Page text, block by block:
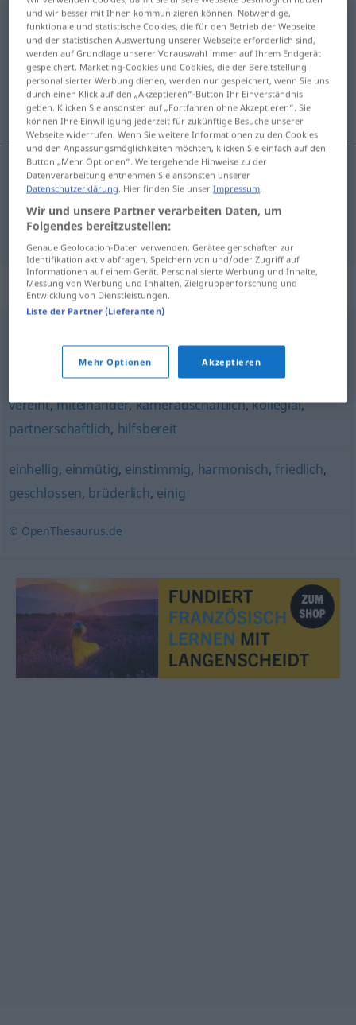
einträchtigadj
Übersicht aller Übersetzungen
(Für mehr Details die Übersetzung anklicken/antippen)
en accord, en harmonie
enaccord einträchtig
enharmonie einträchtig
Synonyme für "einträchtig"
,einmütig,geschlossen,kooperativ,solidarisch
vereint,miteinander,kameradschaftlich,kollegial,
partnerschaftlich, hilfsbereit
einhellig, einmütig, einstimmig, harmonisch,friedlich,
geschlossen, brüderlich, einig
© OpenThesaurus.de
und wir besser mit Ihnen kommunizieren können. Notwendige,
funktionale und statistische Cookies, die für den Betrieb der Webseite
und der statistischen Auswertung unserer Webseite erforderlich sind,
werden auf Grundlage unserer Vorauswahl immer auf Ihrem Endgerät
gespeichert. Marketing-Cookies und Cookies, die der Bereitstellung
personalisierter Werbung dienen, werden nur gespeichert, wenn Sie uns
durch einen Klick auf den „Akzeptieren“-Button Ihr Einverständnis
geben. Klicken Sie ansonsten auf „Fortfahren ohne Akzeptieren“. Sie
können Ihre Einwilligung jederzeit für zukünftige Besuche unserer
Webseite widerrufen. Wenn Sie weitere Informationen zu den Cookies
und den Anpassungsmöglichkeiten möchten, klicken Sie einfach auf den
Button „Mehr Optionen“. Weitergehende Hinweise zu der
Datenverarbeitung entnehmen Sie ansonsten unserer
Datenschutzerklärung. Hier finden Sie unserImpressum.
Wir und unsere Partner verarbeiten Daten, um
Folgendes bereitzustellen:
Genaue Geolocation-Daten verwenden. Geräteeigenschaften zur
Identifikation aktiv abfragen. Speichern von und/oder Zugriff auf
Informationen auf einem Gerät. Personalisierte Werbung und Inhalte,
Messung von Werbung und Inhalten, Zielgruppenforschung und
Entwicklung von Dienstleistungen.
Liste der Partner (Lieferanten)
Mehr Optionen Akzeptieren